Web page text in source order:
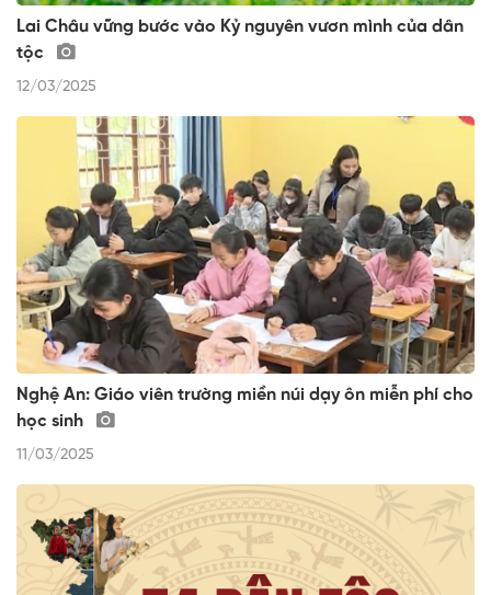
Lai Châu vững bước vào Kỷ nguyên vươn mình của dân
tộc
12/03/2025
Nghệ An: Giáo viên trường miền núi dạy ôn miễn phí cho
học sinh
11/03/2025